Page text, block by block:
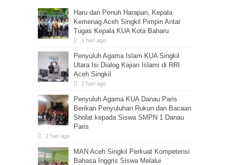
Haru dan Penuh Harapan, Kepala
Kemenag Aceh Singkil Pimpin Antar
Tugas Kepala KUA Kota Baharu
1 hari ago
Penyuluh Agama Islam KUA Singkil
Utara Isi Dialog Kajian Islami di RRI
Aceh Singkil
2 hari ago
Penyuluh Agama KUA Danau Paris
Berikan Penyuluhan Rukun dan Bacaan
Sholat kepada Siswa SMPN 1 Danau
Paris
2 hari ago
MAN Aceh Singkil Perkuat Kompetensi
Bahasa Inggris Siswa Melalui